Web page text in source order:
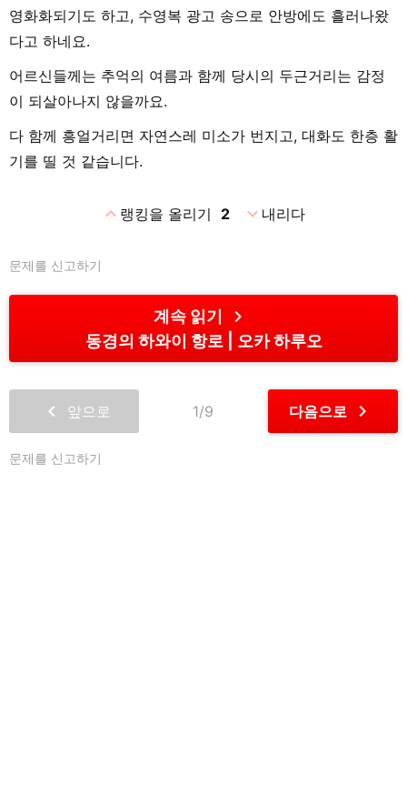
영화화되기도 하고, 수영복 광고 송으로 안방에도 흘러나왔
다고 하네요.
어르신들께는 추억의 여름과 함께 당시의 두근거리는 감정
이 되살아나지 않을까요.
다 함께 흥얼거리면 자연스레 미소가 번지고, 대화도 한층 활
기를 띨 것 같습니다.
expand_less랭킹을 올리기 2 expand_more내리다
문제를 신고하기
계속 읽기 chevron_right
동경의 하와이 항로 오카 하루오
chevron_left 앞으로 1/9 다음으로 chevron_right
문제를 신고하기